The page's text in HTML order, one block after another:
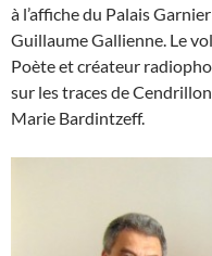
à l’affiche du Palais
Guillaume Gallienne. Le
Poète et créateur
sur les traces de
Marie Bardintzeff.